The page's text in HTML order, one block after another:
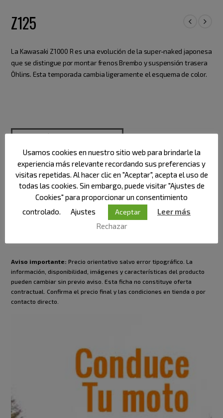
Z125
La Kawasaki Z1000 R es una evolución de la super-naked japonesa
que se distingue por montar frenos Brembo y suspensión trasera
Öhlins. Esta temporada cambia ligeramente el esquema de color.
Categoría:
Aviso importante: Precio orientativo salvo error tipográfico. La
información, disponibilidad, imágenes y características del producto
pueden cambiar sin previo aviso. Esta ficha no constituye oferta
contractual. Confirma el precio final y las condiciones en tienda o por
contacto directo.
Usamos cookies en nuestro sitio web para brindarle la
experiencia más relevante recordando sus preferencias y
visitas repetidas. Al hacer clic en "Aceptar", acepta el uso de
todas las cookies. Sin embargo, puede visitar "Ajustes de
Cookies" para proporcionar un consentimiento
controlado.
Ajustes Aceptar
Leer más
Rechazar